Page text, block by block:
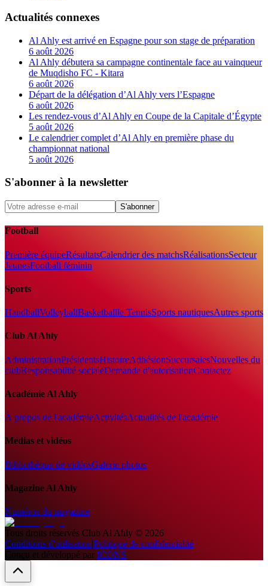
Actualités connexes
Al Ahly est arrivé en Espagne pour son stage de préparation
6 août 2026
Al Ahly débutera sa campagne continentale face au vainqueur
de Muqdisho FC - Kitara
6 août 2026
Départ de la délégation d’Al Ahly vers l’Espagne
6 août 2026
Les rendez-vous d’Al Ahly en Coupe de la Capitale d’Égypte
5 août 2026
Le calendrier complet d’Al Ahly en première phase du
championnat national
5 août 2026
S'abonner à la newsletter
S'abonner
Football
Première équipeRésultatsCalendrier des matchsRéalisationsSecteur
JeunesFootball féminin
Sports
HandballVolleyballBasketballle TennisSports nautiquesAutres sports
Club Al Ahly
AdministrationPrésidentsHistoireAdhésionSuccursalesNouvelles du
clubResponsabilité socialeDemande d'autorisationContactez
Académie Al Ahly
À propos de l'académieActivitésActualités de l'académie
Médias et vidéos
Bibliothèque de vidéosGalerie photos
Magazine Al Ahly
Numéros du magazine
Tous droits réservés Club Al Ahly © 2026
Conditions d'utilisation|Politique de confidentialité
Conçu et développé par ICONS